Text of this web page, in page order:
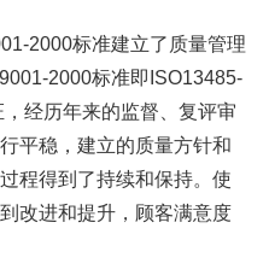
2000标准建立了质量管理
2000标准即ISO13485-
经历年来的监督、复评审
平稳，建立的质量方针和
程得到了持续和保持。使
改进和提升，顾客满意度